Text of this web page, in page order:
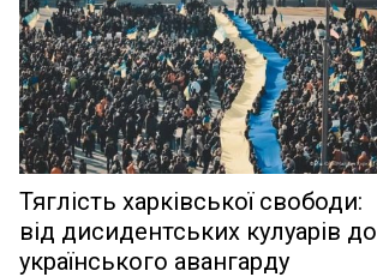
Тяглість харківської свободи:
від дисидентських кулуарів до
українського авангарду